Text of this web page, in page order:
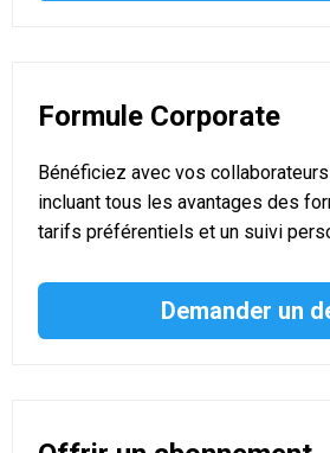
Formule Corporate
Bénéficiez avec vos
incluant tous les avantages des
tarifs préférentiels et un suivi
Demander un